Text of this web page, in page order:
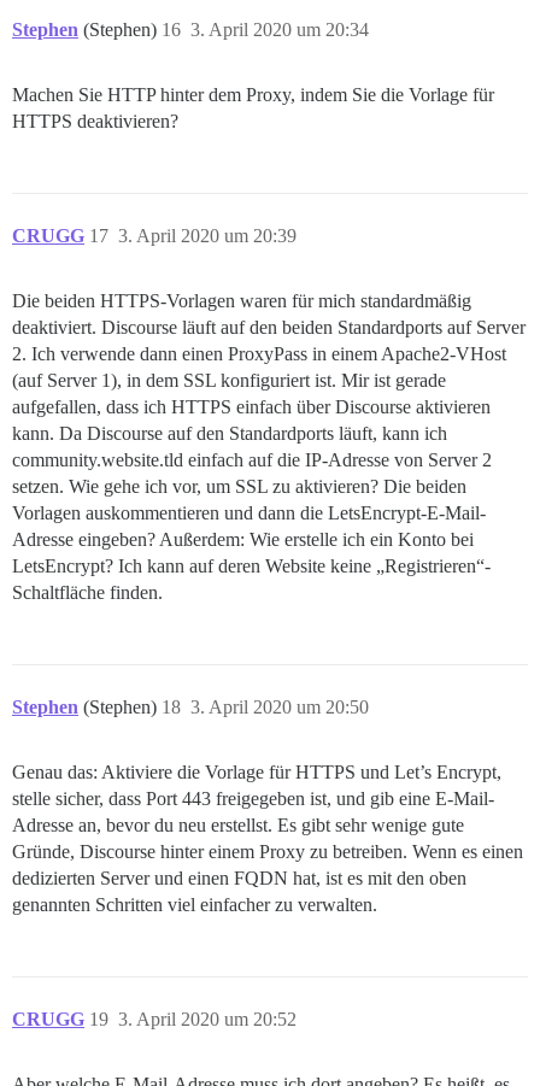
Stephen (Stephen) 3. April 2020 um 20:34
16
Machen Sie HTTP hinter dem Proxy, indem Sie die Vorlage für
HTTPS deaktivieren?
CRUGG 3. April 2020 um 20:39
17
Die beiden HTTPS-Vorlagen waren für mich standardmäßig
deaktiviert. Discourse läuft auf den beiden Standardports auf Server
2. Ich verwende dann einen ProxyPass in einem Apache2-VHost
(auf Server 1), in dem SSL konfiguriert ist. Mir ist gerade
aufgefallen, dass ich HTTPS einfach über Discourse aktivieren
kann. Da Discourse auf den Standardports läuft, kann ich
community.website.tld einfach auf die IP-Adresse von Server 2
setzen. Wie gehe ich vor, um SSL zu aktivieren? Die beiden
Vorlagen auskommentieren und dann die LetsEncrypt-E-Mail-
Adresse eingeben? Außerdem: Wie erstelle ich ein Konto bei
LetsEncrypt? Ich kann auf deren Website keine „Registrieren“-
Schaltfläche finden.
Stephen (Stephen) 3. April 2020 um 20:50
18
Genau das: Aktiviere die Vorlage für HTTPS und Let’s Encrypt,
stelle sicher, dass Port 443 freigegeben ist, und gib eine E-Mail-
Adresse an, bevor du neu erstellst. Es gibt sehr wenige gute
Gründe, Discourse hinter einem Proxy zu betreiben. Wenn es einen
dedizierten Server und einen FQDN hat, ist es mit den oben
genannten Schritten viel einfacher zu verwalten.
CRUGG 3. April 2020 um 20:52
19